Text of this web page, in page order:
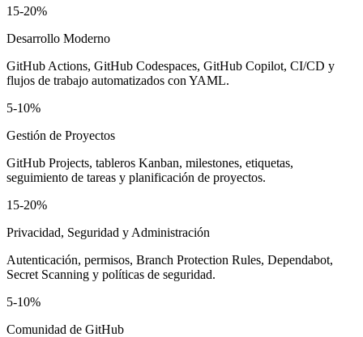
15-20%
Desarrollo Moderno
GitHub Actions, GitHub Codespaces, GitHub Copilot, CI/CD y
flujos de trabajo automatizados con YAML.
5-10%
Gestión de Proyectos
GitHub Projects, tableros Kanban, milestones, etiquetas,
seguimiento de tareas y planificación de proyectos.
15-20%
Privacidad, Seguridad y Administración
Autenticación, permisos, Branch Protection Rules, Dependabot,
Secret Scanning y políticas de seguridad.
5-10%
Comunidad de GitHub